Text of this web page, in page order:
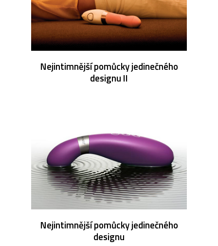
Nejintimnější pomůcky jedinečného
designu II
Nejintimnější pomůcky jedinečného
designu